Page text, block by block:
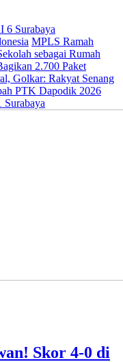
6 Surabaya
MPLS Ramah
sebagai Rumah
2.700 Paket
Golkar: Rakyat Senang
PTK Dapodik 2026
Skor 4-0 di